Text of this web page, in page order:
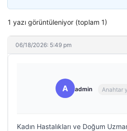
1 yazı görüntüleniyor (toplam 1)
06/18/2026: 5:49 pm
A admin Anahtar
Kadın Hastalıkları ve Doğum